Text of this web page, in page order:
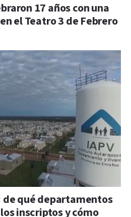
17 años con una
el Teatro 3 de Febrero
de qué departamentos
inscriptos y cómo